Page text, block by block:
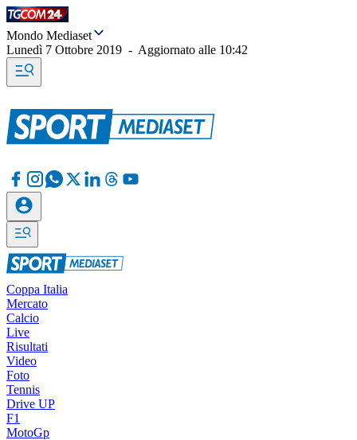
Mondo Mediaset
Lunedì 7 Ottobre 2019 - Aggiornato alle 10:42
Coppa Italia
Mercato
Calcio
Live
Risultati
Video
Foto
Tennis
Drive UP
F1
MotoGp